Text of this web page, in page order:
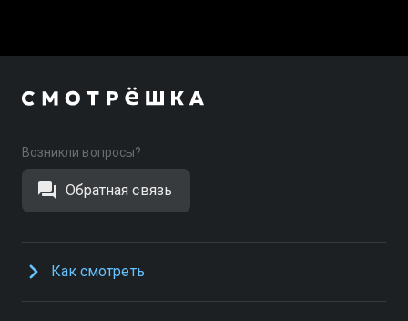
Возникли вопросы?
Обратная связь
Как смотреть